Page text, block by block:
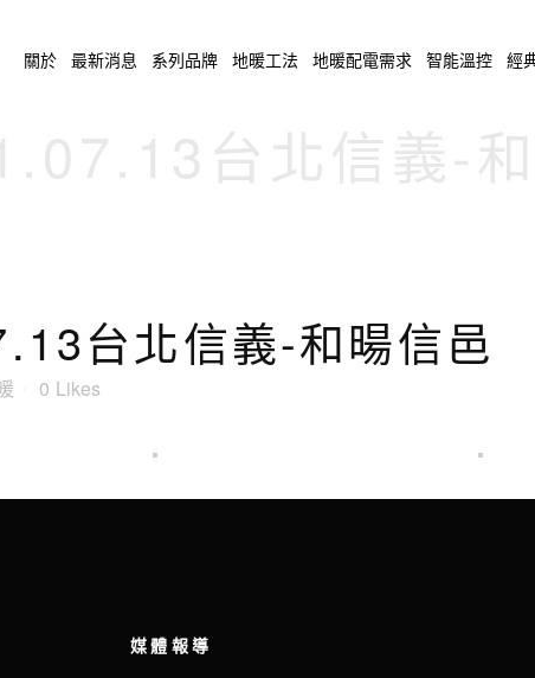
關於 最新消息 系列品牌 地暖工法 地暖配電需求 智能溫控 經
台北信義-和暘信邑
0 Likes
媒體報導